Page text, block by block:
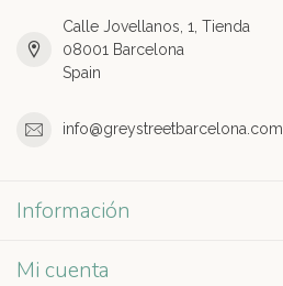
Calle Jovellanos, 1, Tienda
08001 Barcelona
Spain
info@greystreetbarcelona.com
Información
Mi cuenta